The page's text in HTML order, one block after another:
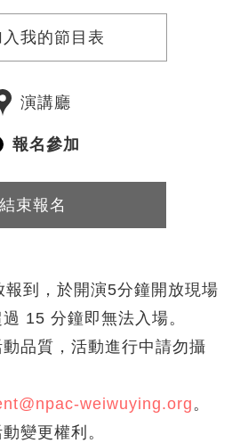
入我的節目表
演講廳
報名參加
結束報名
到，於開演5分鐘開放現場
15 分鐘即無法入場。
品質，活動進行中請勿攝
weiwuying.org。
變更權利。